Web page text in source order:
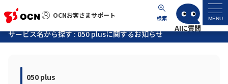
OCNお客さまサポート 検索 MENU
OCNお客さまサポート
マイページ
サポートトップ
サービス名から探す : 050 plusに関するお知らせ
050 plus